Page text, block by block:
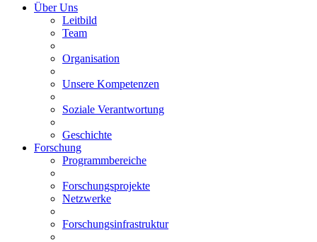
Über Uns
Leitbild
Team
Organisation
Unsere Kompetenzen
Soziale Verantwortung
Geschichte
Forschung
Programmbereiche
Forschungsprojekte
Netzwerke
Forschungsinfrastruktur